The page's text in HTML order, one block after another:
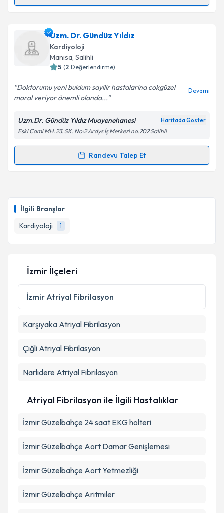
İlgili Branşlar
Kardiyoloji
1
Uzm. Dr. Mahmut Acar için randevu takvimi talebi
oluşturun. Size bu uzmandan randevu almanız için bir
takvim hazırlandığında e-posta ile bilgilendireceğiz.
Kişisel verilerimin işlenmesine ilişkin
Aydınlatma
Metni'ni okudum ve kişisel verilerimin belirtilen
kapsamda işlenmesini kabul ediyorum.
Uzm. Dr. Gündüz Yıldız
Kardiyoloji
Manisa, Salihli
5 (2 Değerlendirme)
Doktorumu yeni buldum sayilir hastalarina cokgüzel
moral veriyor önemli olanda...
Devamı
Uzm.Dr. Gündüz Yıldız Muayenehanesi Haritada Göster
Eski Cami MH. 23. SK. No:2 Ardys İş Merkezi no.202 Salihli
Randevu Talep Et
Randevu Takvimi Talebi
takvim hazırlandığında e-posta ile bilgilendireceğiz.
E-posta Adresiniz
Kişisel verilerimin işlenmesine ilişkinAydınlatma
Metni
'ni okudum ve kişisel verilerimin belirtilen
kapsamda işlenmesini kabul ediyorum.
İzmir İlçeleri
İzmir Atriyal Fibrilasyon
Karşıyaka Atriyal Fibrilasyon
Çiğli Atriyal Fibrilasyon
Narlıdere Atriyal Fibrilasyon
Atriyal Fibrilasyon ile İlgili Hastalıklar
İzmir Güzelbahçe 24 saat EKG holteri
İzmir Güzelbahçe Aort Damar Genişlemesi
İzmir Güzelbahçe Aort Yetmezliği
İzmir Güzelbahçe Aritmiler